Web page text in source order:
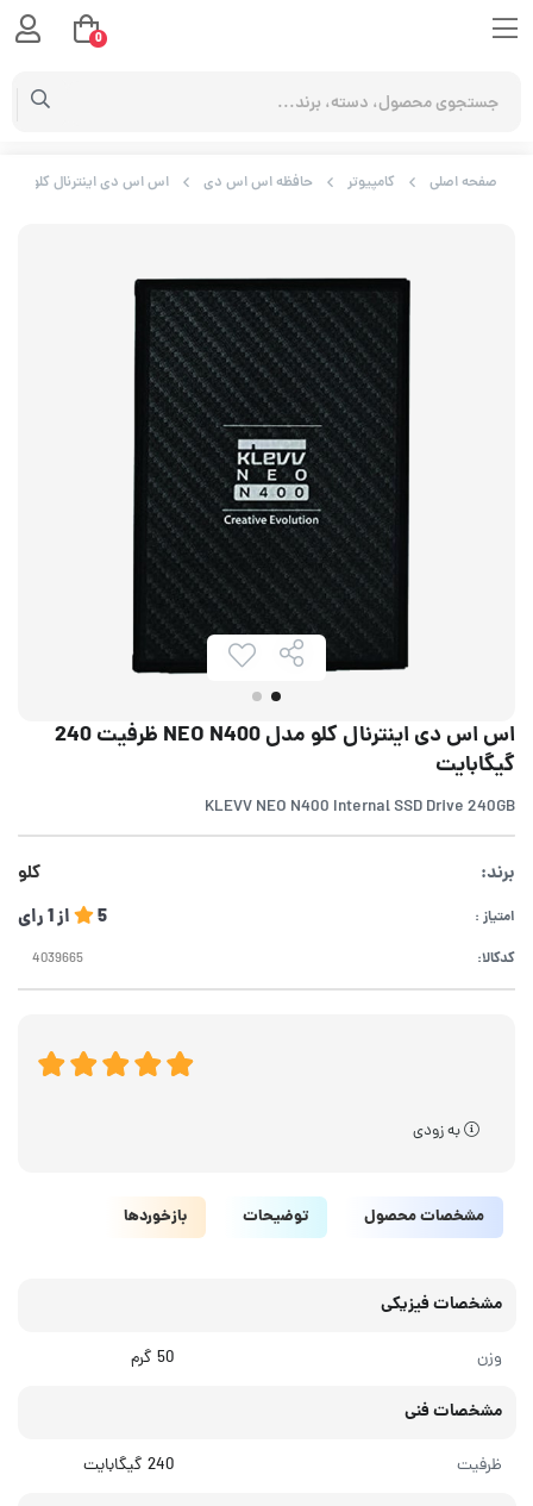
صفحه اصلی کامپیوتر حافظه اس اس دی اس اس دی اینترنال کلو مدل NEO N400 ظرفیت 240 گیگابایت
اس اس دی اینترنال کلو مدل NEO N400 ظرفیت 240
گیگابایت
KLEVV NEO N400 Internal SSD Drive 240GB
برند: کلو
امتیاز : 5 از1رای
کدکالا:
به زودی
مشخصات محصول توضیحات بازخوردها
مشخصات فیزیکی
وزن 50 گرم
مشخصات فنی
ظرفیت 240 گیگابایت
0